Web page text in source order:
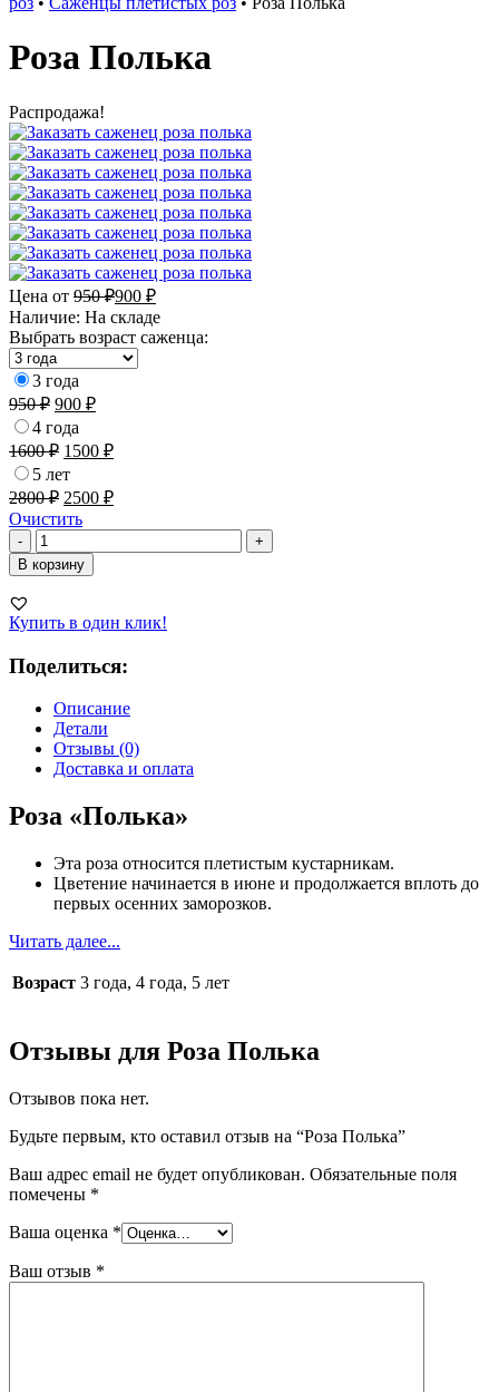
Роза Полька
Распродажа!
Цена от 950₽900 ₽
Наличие: На складе
Выбрать возраст саженца:
3 года
950₽ 900 ₽
4 года
1600₽ 1500 ₽
5 лет
2800₽ 2500 ₽
Очистить
-
Количество
товара
Роза
+
В корзину
Купить в один клик!
Поделиться:
Описание
Детали
Отзывы (0)
Доставка и оплата
Роза «Полька»
Эта роза относится плетистым кустарникам.
Цветение начинается в июне и продолжается вплоть до
первых осенних заморозков.
Читать далее...
Возраст 3 года, 4 года, 5 лет
Отзывы для Роза Полька
Отзывов пока нет.
Будьте первым, кто оставил отзыв на “Роза Полька”
Ваш адрес email не будет опубликован. Обязательные поля
помечены *
Ваша оценка *
Ваш отзыв *